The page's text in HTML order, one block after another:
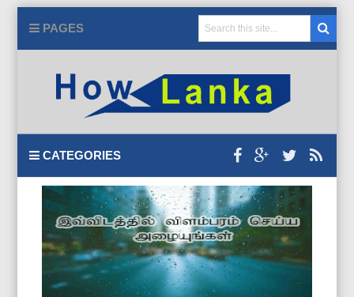
PAGES
CATEGORIES